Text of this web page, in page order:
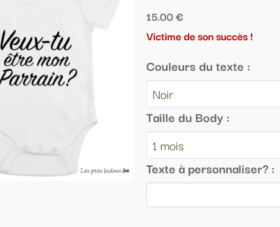
Victime de son succès !
Couleurs du texte :
Texte à personnaliser? :